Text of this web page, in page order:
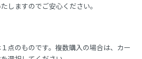
しますのでご安心ください。
点のものです。複数購入の場合は、カー